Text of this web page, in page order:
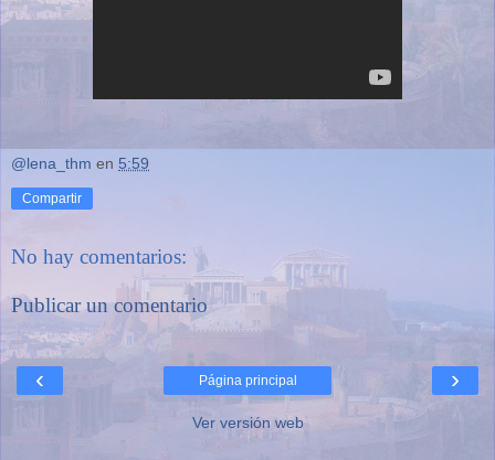
@lena_thm en 5:59
Compartir
No hay comentarios:
Publicar un comentario
‹ ›
Página principal
Ver versión web